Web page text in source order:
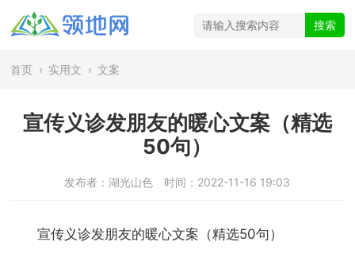
首页 › 实用文 › 文案
宣传义诊发朋友的暖心文案（精选
50句）
发布者：湖光山色 时间：2022-11-16 19:03
宣传义诊发朋友的暖心文案（精选50句）